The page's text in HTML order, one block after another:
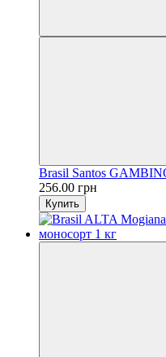
Brasil Santos
256.00 грн
Купить